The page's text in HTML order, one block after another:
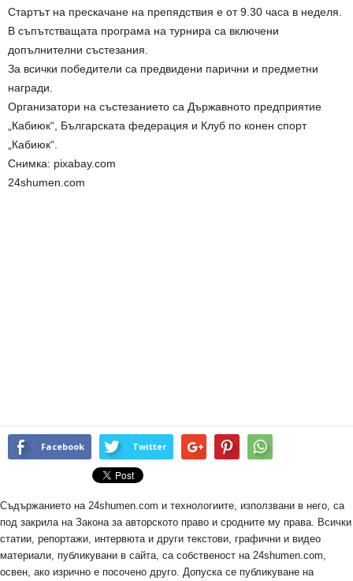
Стартът на прескачане на препядствия е от 9.30 часа в неделя.
В съпътстващата програма на турнира са включени
допълнителни състезания.
За всички победители са предвидени парични и предметни
награди.
Организатори на състезанието са Държавното предприятие
„Кабиюк“, Българската федерация и Клуб по конен спорт
„Кабиюк“.
Снимка: pixabay.com
24shumen.com
Facebook Twitter
Съдържанието на 24shumen.com и технологиите, използвани в него, са
под закрила на Закона за авторското право и сродните му права. Всички
статии, репортажи, интервюта и други текстови, графични и видео
материали, публикувани в сайта, са собственост на 24shumen.com,
освен, ако изрично е посочено друго. Допуска се публикуване на